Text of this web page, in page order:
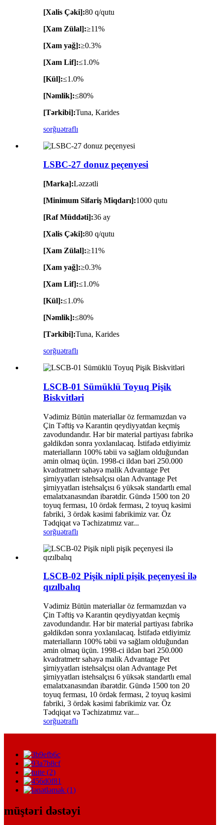
[Xalis Çəki]:80 q/qutu
[Xam Zülal]:≥11%
[Xam yağ]:≥0.3%
[Xam Lif]:≤1.0%
[Kül]:≤1.0%
[Nəmlik]:≤80%
[Tərkibi]:Tuna, Karides
sorğuətraflı
LSBC-27 donuz peçenyesi
[Marka]:Ləzzətli
[Minimum Sifariş Miqdarı]:1000 qutu
[Raf Müddəti]:36 ay
[Xalis Çəki]:80 q/qutu
[Xam Zülal]:≥11%
[Xam yağ]:≥0.3%
[Xam Lif]:≤1.0%
[Kül]:≤1.0%
[Nəmlik]:≤80%
[Tərkibi]:Tuna, Karides
sorğuətraflı
LSCB-01 Sümüklü Toyuq Pişik
Biskvitləri
Vədimiz Bütün materiallar öz fermamızdan və
Çin Təftiş və Karantin qeydiyyatdan keçmiş
zavodundandır. Hər bir material partiyası fabrikə
gəldikdən sonra yoxlanılacaq. İstifadə etdiyimiz
materialların 100% təbii və sağlam olduğundan
əmin olmaq üçün. 1998-ci ildən bəri 250.000
kvadratmetr sahəyə malik Advantage Pet
şirniyyatları istehsalçısı olan Advantage Pet
şirniyyatları istehsalçısı 6 yüksək standartlı emal
emalatxanasından ibarətdir. Gündə 1500 ton 20
toyuq ferması, 10 ördək ferması, 2 toyuq kəsimi
fabriki, 3 ördək kəsimi fabrikimiz var. Öz
Tədqiqat və Təchizatımız var...
sorğuətraflı
LSCB-02 Pişik nipli pişik peçenyesi ilə
qızılbalıq
Vədimiz Bütün materiallar öz fermamızdan və
Çin Təftiş və Karantin qeydiyyatdan keçmiş
zavodundandır. Hər bir material partiyası fabrikə
gəldikdən sonra yoxlanılacaq. İstifadə etdiyimiz
materialların 100% təbii və sağlam olduğundan
əmin olmaq üçün. 1998-ci ildən bəri 250.000
kvadratmetr sahəyə malik Advantage Pet
şirniyyatları istehsalçısı olan Advantage Pet
şirniyyatları istehsalçısı 6 yüksək standartlı emal
emalatxanasından ibarətdir. Gündə 1500 ton 20
toyuq ferması, 10 ördək ferması, 2 toyuq kəsimi
fabriki, 3 ördək kəsimi fabrikimiz var. Öz
Tədqiqat və Təchizatımız var...
sorğuətraflı
müştəri dəstəyi